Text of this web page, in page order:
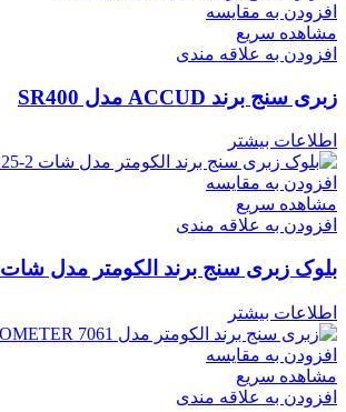
افزودن به مقایسه
مشاهده سریع
افزودن به علاقه مندی
زبری سنج برند ACCUD مدل SR400
اطلاعات بیشتر
افزودن به مقایسه
مشاهده سریع
افزودن به علاقه مندی
بلوک زبری سنج برند الکومتر مدل شات 2-125
اطلاعات بیشتر
افزودن به مقایسه
مشاهده سریع
افزودن به علاقه مندی